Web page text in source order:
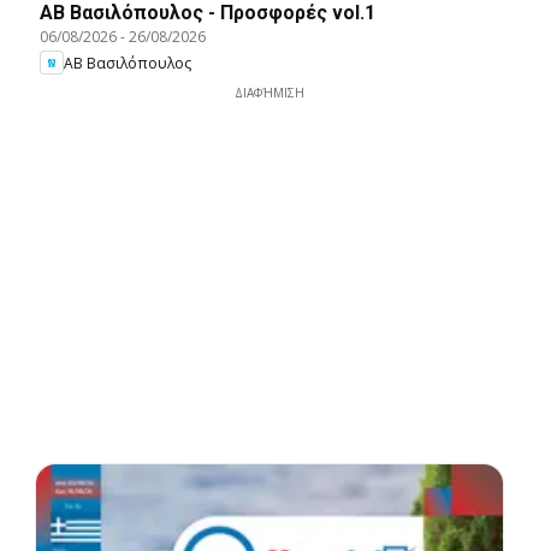
ΑΒ Βασιλόπουλος - Προσφορές vol.1
06/08/2026-26/08/2026
ΑΒ Βασιλόπουλος
ΔΙΑΦΉΜΙΣΗ